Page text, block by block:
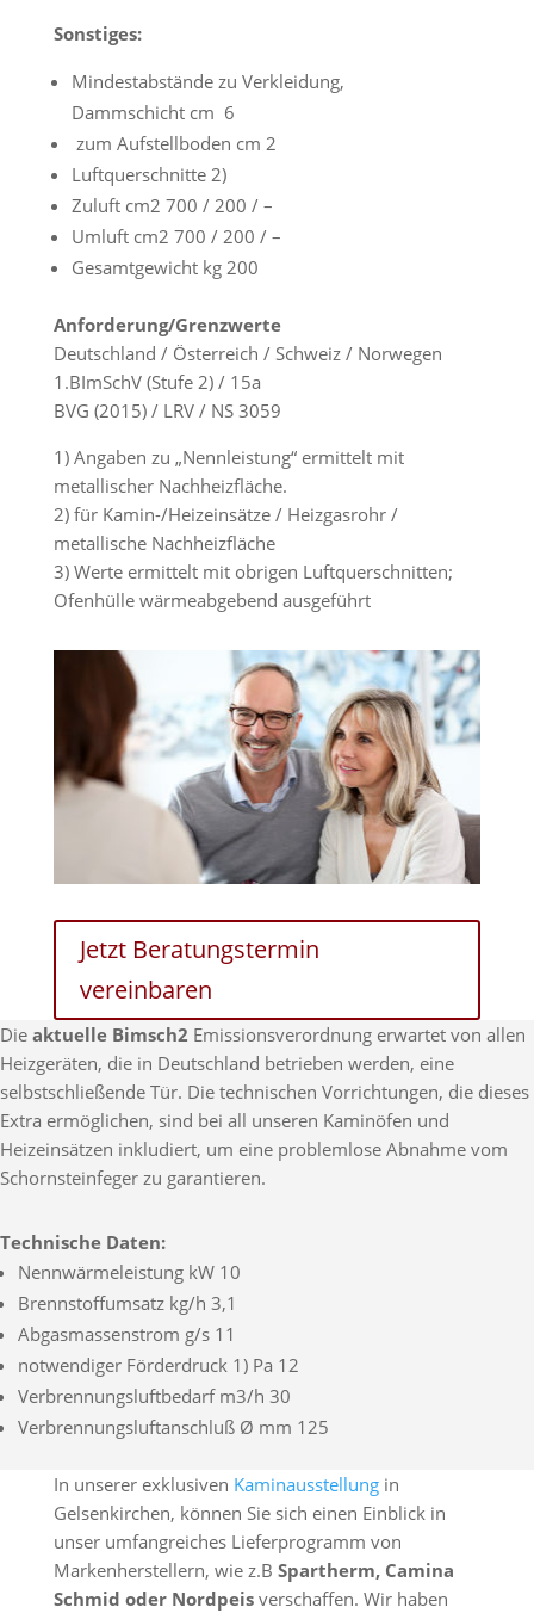
Sonstiges:
Mindestabstände zu Verkleidung,
Dammschicht cm 6
zum Aufstellboden cm 2
Luftquerschnitte 2)
Zuluft cm2 700 / 200 / –
Umluft cm2 700 / 200 / –
Gesamtgewicht kg 200
Anforderung/Grenzwerte
Deutschland / Österreich / Schweiz / Norwegen
1.BImSchV (Stufe 2) / 15a
BVG (2015) / LRV / NS 3059
1) Angaben zu „Nennleistung“ ermittelt mit
metallischer Nachheizfläche.
2) für Kamin-/Heizeinsätze / Heizgasrohr /
metallische Nachheizfläche
3) Werte ermittelt mit obrigen Luftquerschnitten;
Ofenhülle wärmeabgebend ausgeführt
Jetzt Beratungstermin
vereinbaren
Die aktuelle Bimsch2 Emissionsverordnung erwartet von allen
Heizgeräten, die in Deutschland betrieben werden, eine
selbstschließende Tür. Die technischen Vorrichtungen, die dieses
Extra ermöglichen, sind bei all unseren Kaminöfen und
Heizeinsätzen inkludiert, um eine problemlose Abnahme vom
Schornsteinfeger zu garantieren.
Technische Daten:
Nennwärmeleistung kW 10
Brennstoffumsatz kg/h 3,1
Abgasmassenstrom g/s 11
notwendiger Förderdruck 1) Pa 12
Verbrennungsluftbedarf m3/h 30
Verbrennungsluftanschluß Ø mm 125
In unserer exklusiven Kaminausstellungin
Gelsenkirchen, können Sie sich einen Einblick in
unser umfangreiches Lieferprogramm von
Markenherstellern, wie z.B Spartherm, Camina
Schmid oder Nordpeisverschaffen. Wir haben